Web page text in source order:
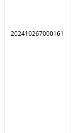
202410267000161